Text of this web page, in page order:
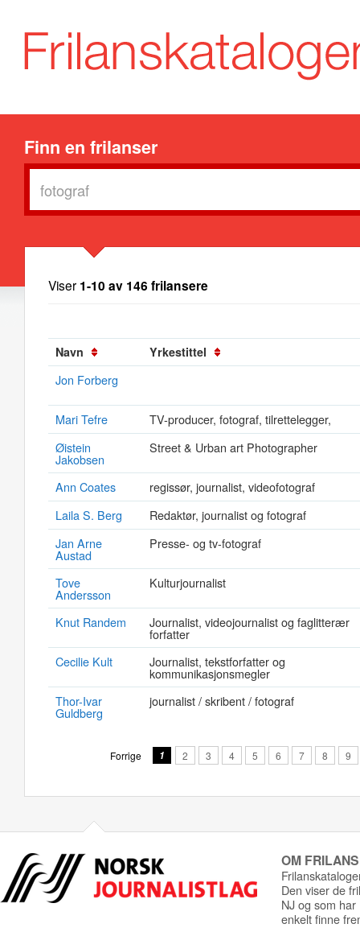
Finn en frilanser
Viser 1-10 av 146 frilansere
Navn Yrkestittel
Jon Forberg
Mari Tefre
TV-producer, fotograf, tilrettelegger,
Øistein
Jakobsen
Street & Urban art Photographer
Ann Coates
regissør, journalist, videofotograf
Laila S. Berg
Redaktør, journalist og fotograf
Jan Arne
Austad
Presse- og tv-fotograf
Tove
Andersson
Kulturjournalist
Knut Randem Journalist, videojournalist og faglitterær
forfatter
Cecilie Kult
Journalist, tekstforfatter og
kommunikasjonsmegler
Thor-Ivar
Guldberg
journalist / skribent / fotograf
Forrige 1 2 3 4 5 6 7 8 9
OM
Den viser de
NJ og som
enkelt finne